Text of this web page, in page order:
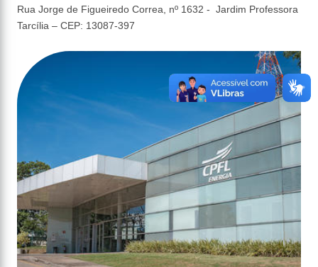
Rua Jorge de Figueiredo Correa, nº 1632 - Jardim Professora
Tarcília – CEP: 13087-397​